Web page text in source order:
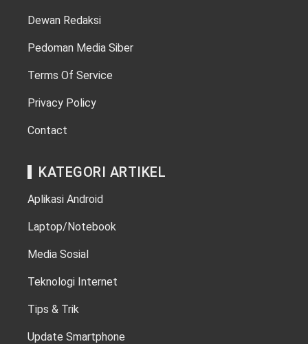
Dewan Redaksi
Pedoman Media Siber
Terms Of Service
Privacy Policy
Contact
KATEGORI ARTIKEL
Aplikasi Android
Laptop/Notebook
Media Sosial
Teknologi Internet
Tips & Trik
Update Smartphone